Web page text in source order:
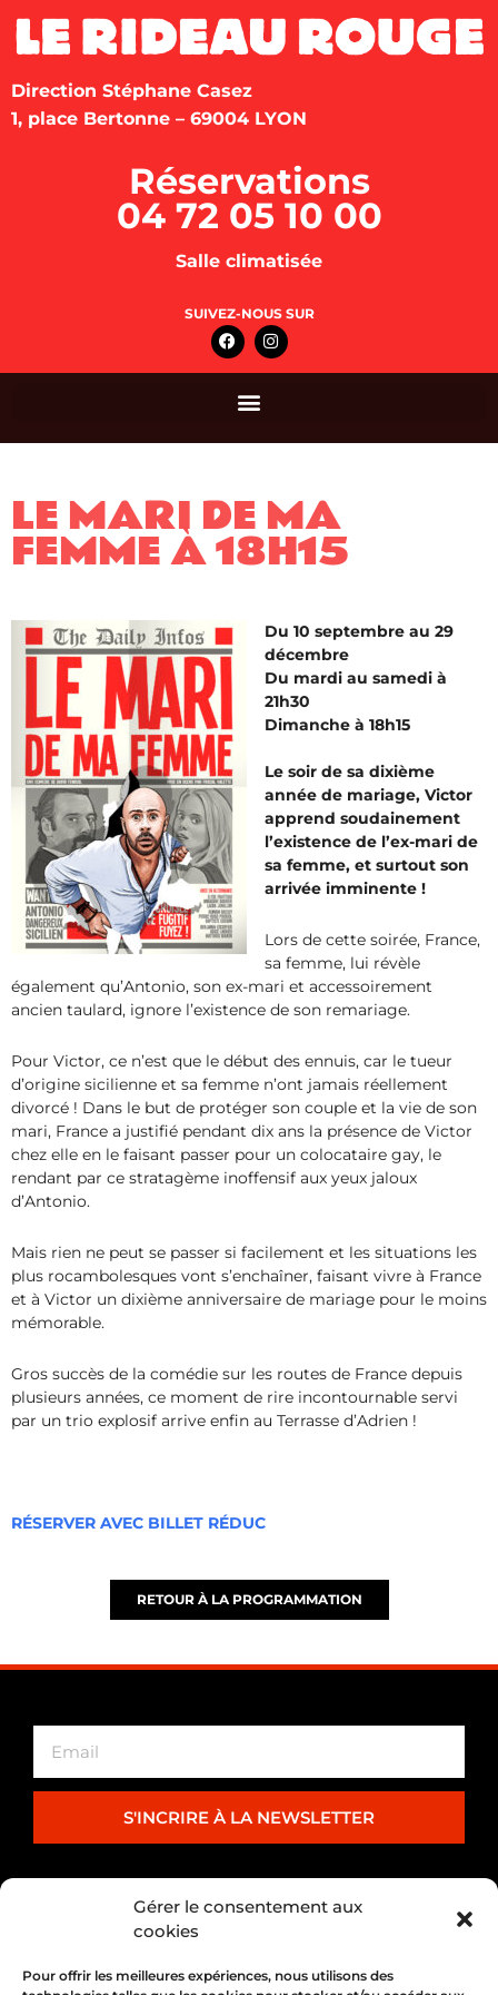
Gérer le consentement aux
cookies
Pour offrir les meilleures expériences, nous utilisons des
Direction Stéphane Casez
1, place Bertonne – 69004 LYON
Réservations
04 72 05 10 00
Salle climatisée
SUIVEZ-NOUS SUR
LE MARI DE MA
FEMME À 18H15
Du 10 septembre au 29
décembre
Du mardi au samedi à
21h30
Dimanche à 18h15
Le soir de sa dixième
année de mariage, Victor
apprend soudainement
l’existence de l’ex-mari de
sa femme, et surtout son
arrivée imminente !
Lors de cette soirée, France,
sa femme, lui révèle
également qu’Antonio, son ex-mari et accessoirement
ancien taulard, ignore l’existence de son remariage.
Pour Victor, ce n’est que le début des ennuis, car le tueur
d’origine sicilienne et sa femme n’ont jamais réellement
divorcé ! Dans le but de protéger son couple et la vie de son
mari, France a justifié pendant dix ans la présence de Victor
chez elle en le faisant passer pour un colocataire gay, le
rendant par ce stratagème inoffensif aux yeux jaloux
d’Antonio.
Mais rien ne peut se passer si facilement et les situations les
plus rocambolesques vont s’enchaîner, faisant vivre à France
et à Victor un dixième anniversaire de mariage pour le moins
mémorable.
Gros succès de la comédie sur les routes de France depuis
plusieurs années, ce moment de rire incontournable servi
par un trio explosif arrive enfin au Terrasse d’Adrien !
RÉSERVER AVEC BILLET RÉDUC
RETOUR À LA PROGRAMMATION
S'INCRIRE À LA NEWSLETTER
PARTENARIAT